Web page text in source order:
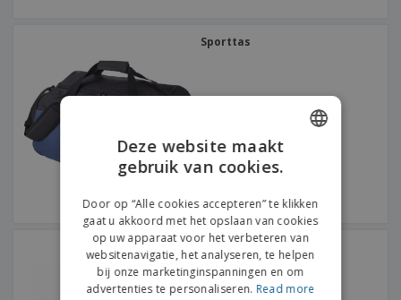
Sporttas
VINTAGE sporttas
ENGLISH
DUTCH
PORTUGUESE
SPANISH
Deze website maakt
gebruik van cookies.
Door op “Alle cookies accepteren” te klikken
gaat u akkoord met het opslaan van cookies
op uw apparaat voor het verbeteren van
websitenavigatie, het analyseren, te helpen
bij onze marketinginspanningen en om
advertenties te personaliseren. Read more